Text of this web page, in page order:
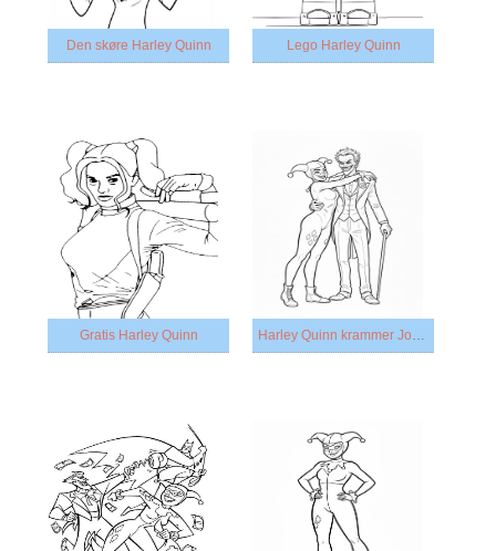
Den skøre Harley Quinn Lego Harley Quinn
Gratis Harley Quinn Harley Quinn krammer Jokeren